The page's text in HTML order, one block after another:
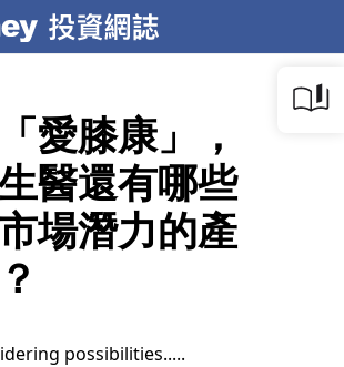
愛膝康」，
醫還有哪些
場潛力的產
possibilities...